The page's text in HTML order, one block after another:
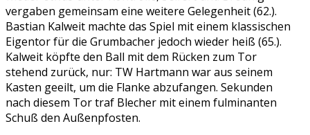
vergaben gemeinsam eine weitere Gelegenheit (62.).
Bastian Kalweit machte das Spiel mit einem klassischen
Eigentor für die Grumbacher jedoch wieder heiß (65.).
Kalweit köpfte den Ball mit dem Rücken zum Tor
stehend zurück, nur: TW Hartmann war aus seinem
Kasten geeilt, um die Flanke abzufangen. Sekunden
nach diesem Tor traf Blecher mit einem fulminanten
Schuß den Außenpfosten.